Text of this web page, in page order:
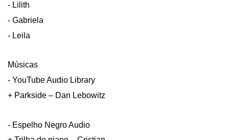
- Lilith
- Gabriela
- Leila
Músicas
- YouTube Audio Library
+ Parkside – Dan Lebowitz
- Espelho Negro Audio